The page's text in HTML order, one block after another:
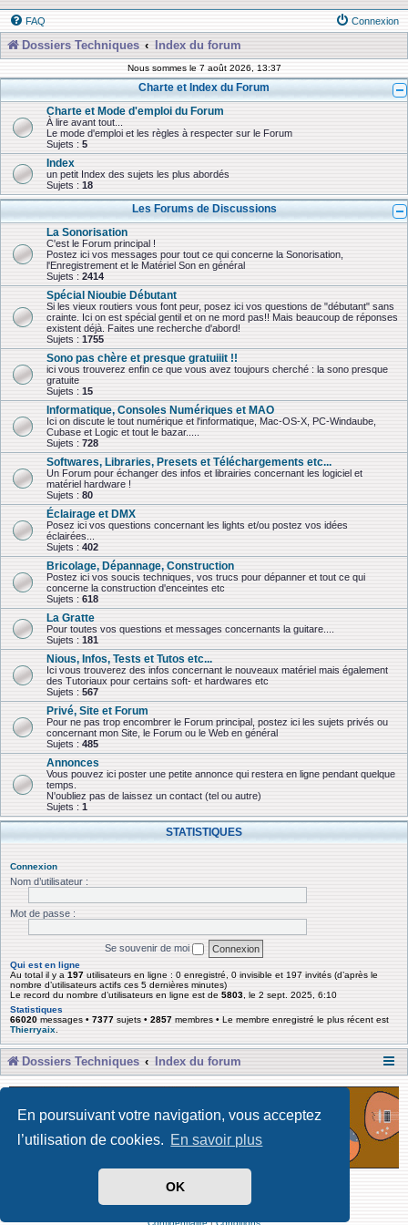
En poursuivant votre navigation, vous acceptez
l’utilisation de cookies. En savoir plus
OK
FAQ Connexion
Dossiers Techniques Index du forum
Nous sommes le 7 août 2026, 13:37
Charte et Index du Forum
Charte et Mode d'emploi du Forum
À lire avant tout...
Le mode d'emploi et les règles à respecter sur le Forum
Sujets : 5
Index
un petit Index des sujets les plus abordés
Sujets : 18
Les Forums de Discussions
La Sonorisation
C'est le Forum principal !
Postez ici vos messages pour tout ce qui concerne la Sonorisation,
l'Enregistrement et le Matériel Son en général
Sujets : 2414
Spécial Nioubie Débutant
Si les vieux routiers vous font peur, posez ici vos questions de "débutant" sans
crainte. Ici on est spécial gentil et on ne mord pas!! Mais beaucoup de réponses
existent déjà. Faites une recherche d'abord!
Sujets : 1755
Sono pas chère et presque gratuiiit !!
ici vous trouverez enfin ce que vous avez toujours cherché : la sono presque
gratuite
Sujets : 15
Informatique, Consoles Numériques et MAO
Ici on discute le tout numérique et l'informatique, Mac-OS-X, PC-Windaube,
Cubase et Logic et tout le bazar.....
Sujets : 728
Softwares, Libraries, Presets et Téléchargements etc...
Un Forum pour échanger des infos et librairies concernant les logiciel et
matériel hardware !
Sujets : 80
Éclairage et DMX
Posez ici vos questions concernant les lights et/ou postez vos idées
éclairées...
Sujets : 402
Bricolage, Dépannage, Construction
Postez ici vos soucis techniques, vos trucs pour dépanner et tout ce qui
concerne la construction d'enceintes etc
Sujets : 618
La Gratte
Pour toutes vos questions et messages concernants la guitare....
Sujets : 181
Nious, Infos, Tests et Tutos etc...
Ici vous trouverez des infos concernant le nouveaux matériel mais également
des Tutoriaux pour certains soft- et hardwares etc
Sujets : 567
Privé, Site et Forum
Pour ne pas trop encombrer le Forum principal, postez ici les sujets privés ou
concernant mon Site, le Forum ou le Web en général
Sujets : 485
Annonces
Vous pouvez ici poster une petite annonce qui restera en ligne pendant quelque
temps.
N'oubliez pas de laissez un contact (tel ou autre)
Sujets : 1
STATISTIQUES
Connexion
Nom d’utilisateur :
Mot de passe :
Se souvenir de moi
Qui est en ligne
Au total il y a 197 utilisateurs en ligne : 0 enregistré, 0 invisible et 197 invités (d’après le
nombre d’utilisateurs actifs ces 5 dernières minutes)
Le record du nombre d’utilisateurs en ligne est de 5803 , le 2 sept. 2025, 6:10
Statistiques
66020 messages • 7377 sujets • 2857 membres • Le membre enregistré le plus récent est
Thierryaix
Dossiers Techniques Index du forum
Développé par Forum Software © phpBB Limited
Traduit par phpBB-fr
Confidentialité|Conditions